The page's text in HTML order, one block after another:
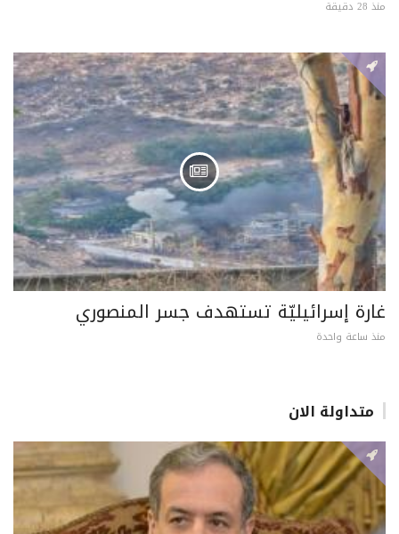
منذ 28 دقيقة
غارة إسرائيليّة تستهدف جسر المنصوري
منذ ساعة واحدة
متداولة الان